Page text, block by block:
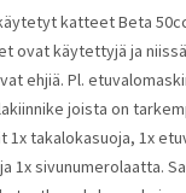
katteet Beta
ovat käytettyjä ja
ehjiä. Pl.
joista on
takalokasuoja, 1x
1x sivunumerolaatta.